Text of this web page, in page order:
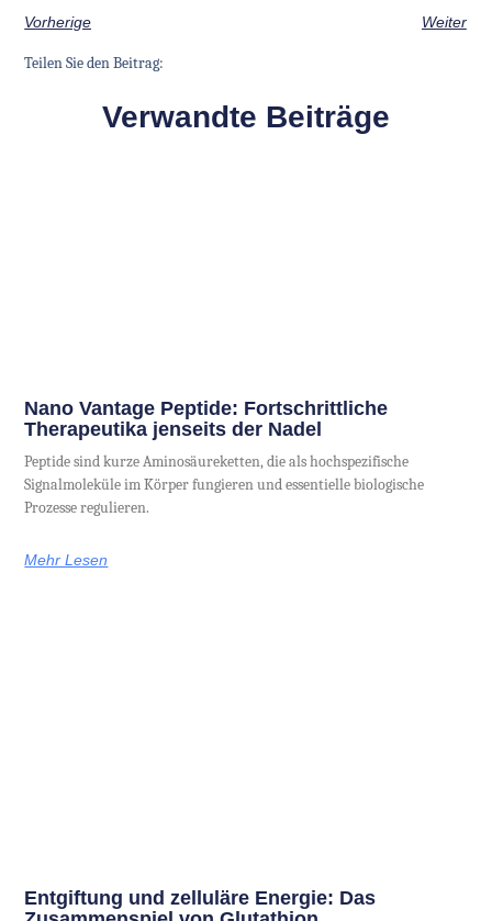
Vorherige Weiter
Teilen Sie den Beitrag:
Verwandte Beiträge
Nano Vantage Peptide: Fortschrittliche
Therapeutika jenseits der Nadel
Peptide sind kurze Aminosäureketten, die als hochspezifische
Signalmoleküle im Körper fungieren und essentielle biologische
Prozesse regulieren.
Mehr Lesen
Entgiftung und zelluläre Energie: Das